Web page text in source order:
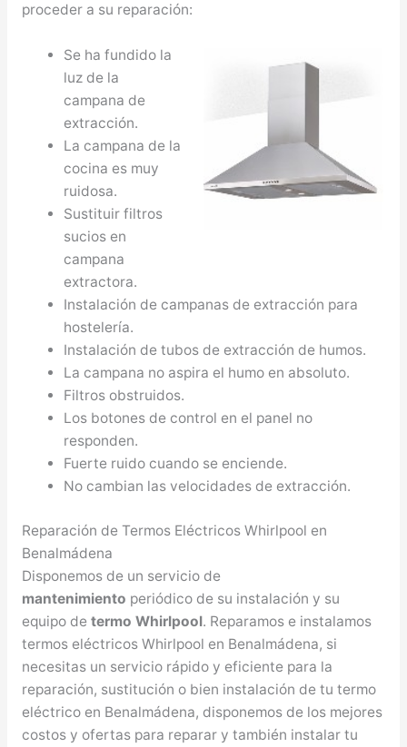
proceder a su reparación:
Se ha fundido la
luz de la
campana de
extracción.
La campana de la
cocina es muy
ruidosa.
Sustituir filtros
sucios en
campana
extractora.
Instalación de campanas de extracción para
hostelería.
Instalación de tubos de extracción de humos.
La campana no aspira el humo en absoluto.
Filtros obstruidos.
Los botones de control en el panel no
responden.
Fuerte ruido cuando se enciende.
No cambian las velocidades de extracción.
Reparación de Termos Eléctricos Whirlpool en
Benalmádena
Disponemos de un servicio de
mantenimiento periódico de su instalación y su
equipo de termo Whirlpool. Reparamos e instalamos
termos eléctricos Whirlpool en Benalmádena, si
necesitas un servicio rápido y eficiente para la
reparación, sustitución o bien instalación de tu termo
eléctrico en Benalmádena, disponemos de los mejores
costos y ofertas para reparar y también instalar tu